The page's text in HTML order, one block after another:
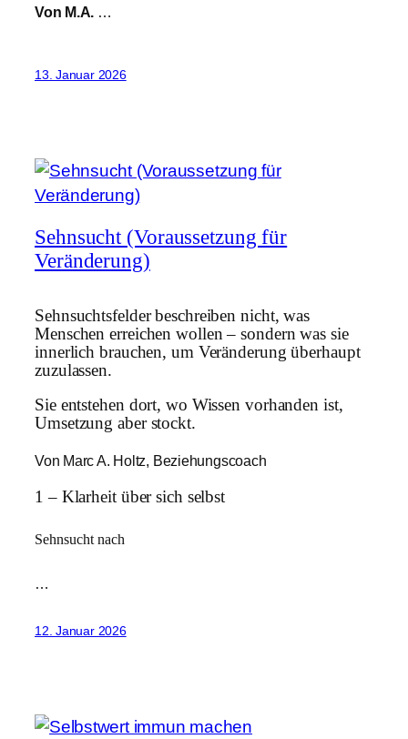
Von M.A. …
13. Januar 2026
Sehnsucht (Voraussetzung für
Veränderung)
Sehnsuchtsfelder beschreiben nicht, was
Menschen erreichen wollen – sondern was sie
innerlich brauchen, um Veränderung überhaupt
zuzulassen.
Sie entstehen dort, wo Wissen vorhanden ist,
Umsetzung aber stockt.
Von Marc A. Holtz, Beziehungscoach
1 – Klarheit über sich selbst
Sehnsucht nach
…
12. Januar 2026